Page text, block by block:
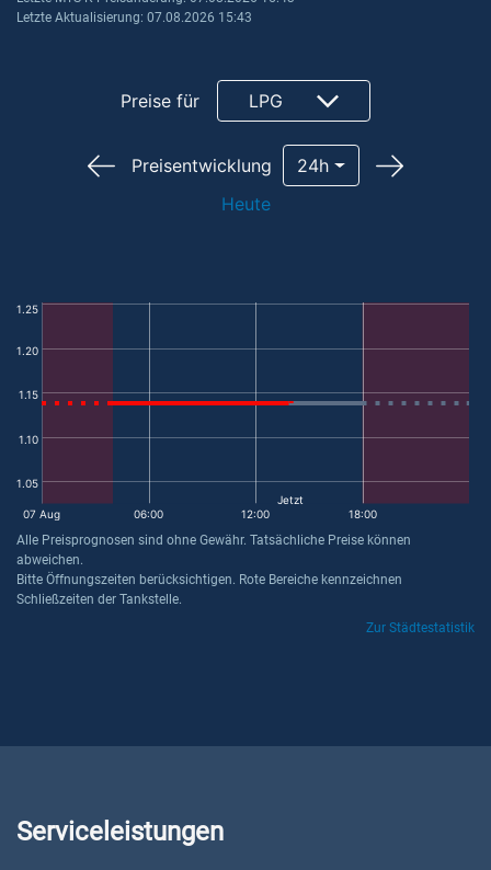
Letzte Aktualisierung: 07.08.2026 15:43
Preise für LPG
Preisentwicklung
24h
Heute
1.05
1.10
1.15
1.20
1.25
07 Aug 06:00 12:00 18:00
Jetzt
Alle Preisprognosen sind ohne Gewähr. Tatsächliche Preise können
abweichen.
Bitte Öffnungszeiten berücksichtigen. Rote Bereiche kennzeichnen
Schließzeiten der Tankstelle.
Zur Städtestatistik
Serviceleistungen